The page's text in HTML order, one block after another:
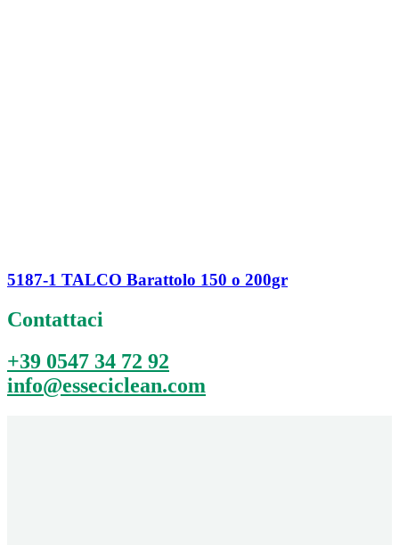
5187-1 TALCO Barattolo 150 o 200gr
Contattaci
+39 0547 34 72 92
info@esseciclean.com